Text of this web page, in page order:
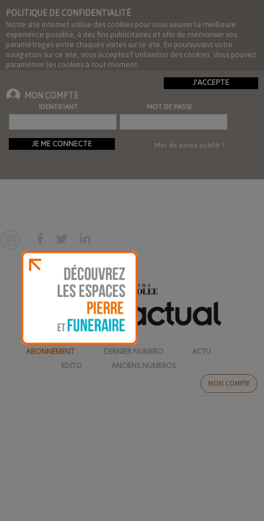
POLITIQUE DE CONFIDENTIALITÉ
Notre site internet utilise des cookies pour vous assurer la meilleure
expérience possible, à des fins publicitaires et afin de mémoriser vos
paramétrages entre chaques visites sur le site. En poursuivant votre
navigation sur ce site, vous acceptez l'utilisation des cookies. Vous pouvez
paramétrer les cookies à tout moment.
J'ACCEPTE
MON COMPTE
IDENTIFIANT MOT DE PASSE
JE ME CONNECTE Mot de passe oublié ?
MON COMPTE
ABONNEMENT DERNIER NUMERO
ACTU
EDITO
ANCIENS NUMEROS